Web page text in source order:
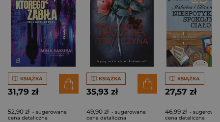
KSIĄŻKA
31,79 zł
52,90 zł - sugerowana
cena detaliczna
KSIĄŻKA
35,93 zł
49,90 zł - sugerowana
cena detaliczna
KSIĄŻKA
27,57 zł
46,99 zł -
cena detaliczna